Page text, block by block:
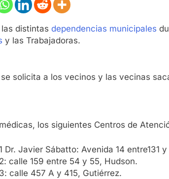
distintas dependencias municipales
y las Trabajadoras.
solicita a los vecinos y las vecinas
los siguientes Centros de
Dr. Javier Sábatto: Avenida 14 entre131
calle 159 entre 54 y 55, Hudson.
calle 457 A y 415, Gutiérrez.